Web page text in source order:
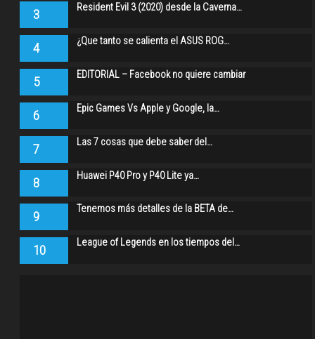
3 Resident Evil 3 (2020) desde la Caverna…
4 ¿Que tanto se calienta el ASUS ROG…
5 EDITORIAL – Facebook no quiere cambiar
6 Epic Games Vs Apple y Google, la…
7 Las 7 cosas que debe saber del…
8 Huawei P40 Pro y P40 Lite ya…
9 Tenemos más detalles de la BETA de…
10 League of Legends en los tiempos del…